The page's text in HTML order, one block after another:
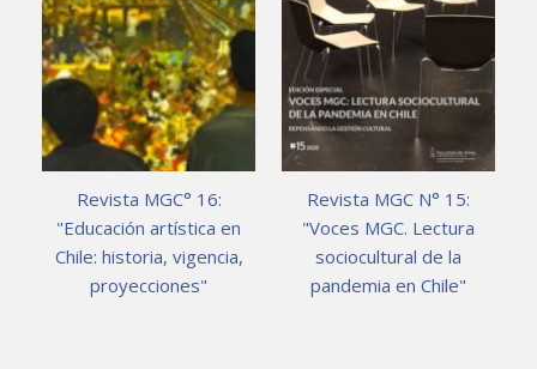
Revista MGC° 16:
"Educación artística en
Chile: historia, vigencia,
proyecciones"
Revista MGC N° 15:
"Voces MGC. Lectura
sociocultural de la
pandemia en Chile"